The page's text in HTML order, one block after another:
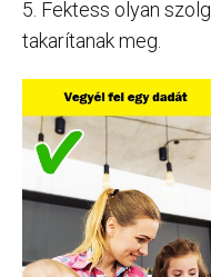
5. Fektess olyan
takarítanak meg.